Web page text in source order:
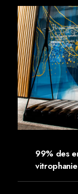
99% des